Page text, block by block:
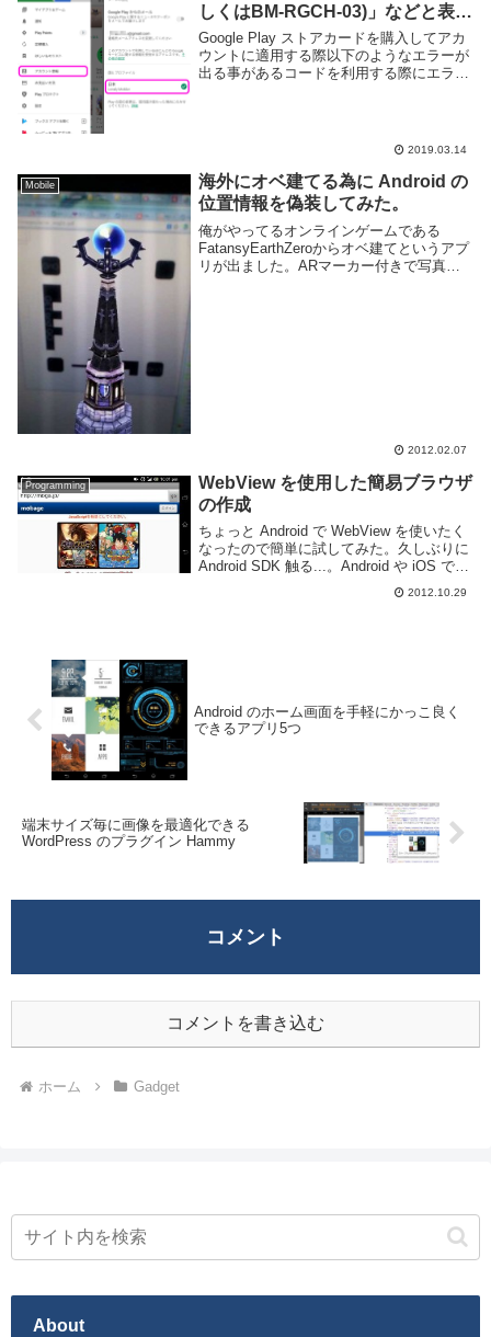
しくはBM-RGCH-03)」などと表示
された際の対処方法
Google Play ストアカードを購入してアカ
ウントに適用する際以下のようなエラーが
出る事があるコードを利用する際にエラー
2019.03.14
Mobile
海外にオベ建てる為に Android の
位置情報を偽装してみた。
俺がやってるオンラインゲームである
FatansyEarthZeroからオベ建てというアプ
リが出ました。ARマーカー付きで写真を
2012.02.07
Programming
WebView を使用した簡易ブラウザ
の作成
ちょっと Android で WebView を使いたく
なったので簡単に試してみた。久しぶりに
Android SDK 触る...。Android や iOS では
WebView/UiWebView を使うと簡単に Web
2012.10.29
Android のホーム画面を手軽にかっこ良く
できるアプリ5つ
端末サイズ毎に画像を最適化できる
WordPress のプラグイン Hammy
コメント
コメントを書き込む
ホーム Gadget
About